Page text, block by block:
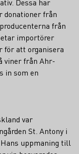
donationer från
från
importörer
för att organisera
viner från Ahr-
in som en
var
St. Antony i
uppmaning till